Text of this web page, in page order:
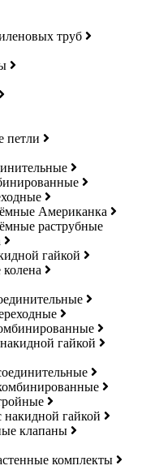
труб
петли
Американка
раструбные
гайкой
гайкой
накидной гайкой
клапаны
комплекты